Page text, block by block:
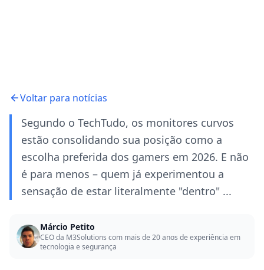
Voltar para notícias
Segundo o TechTudo, os monitores curvos
estão consolidando sua posição como a
escolha preferida dos gamers em 2026. E não
é para menos – quem já experimentou a
sensação de estar literalmente "dentro" ...
Márcio Petito
CEO da M3Solutions com mais de 20 anos de experiência em
tecnologia e segurança